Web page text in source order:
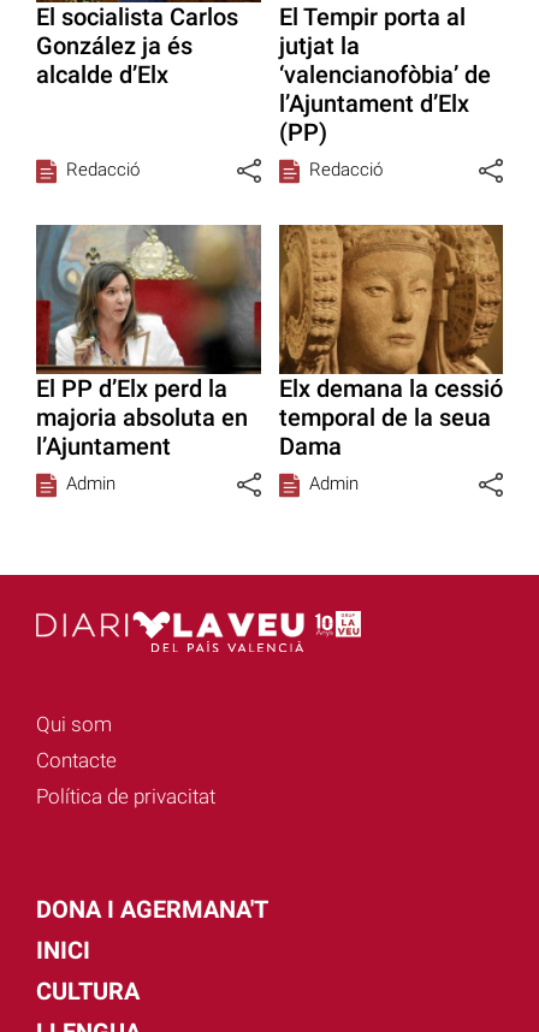
El socialista Carlos
González ja és
alcalde d’Elx
Redacció
El Tempir porta al
jutjat la
‘valencianofòbia’ de
l’Ajuntament d’Elx
(PP)
Redacció
El PP d’Elx perd la
majoria absoluta en
l’Ajuntament
Admin
Elx demana la cessió
temporal de la seua
Dama
Admin
Qui som
Contacte
Política de privacitat
DONA I AGERMANA'T
INICI
CULTURA